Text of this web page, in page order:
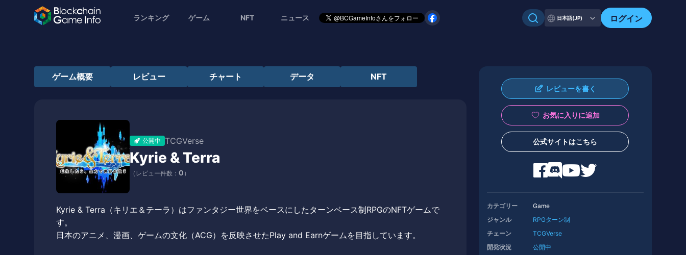
ランキング ゲーム NFT ニュース 日本語(JP) ログイン
ゲーム概要 レビュー チャート データ NFT
公開中 TCGVerse
Kyrie & Terra
（レビュー件数： 0 ）
Kyrie & Terra（キリエ＆テーラ）はファンタジー世界をベースにしたターンベース制RPGのNFTゲームで
す。
日本のアニメ、漫画、ゲームの文化（ACG）を反映させたPlay and Earnゲームを目指しています。
レビューを書く
お気に入りに追加
公式サイトはこちら
カテゴリー
Game
ジャンル
RPGターン制
チェーン
TCGVerse
開発状況
公開中